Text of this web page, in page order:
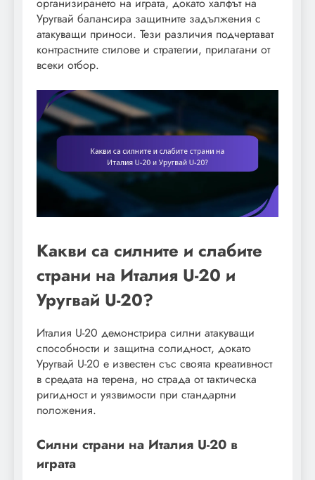
Уругвай балансира защитните задължения с
атакуващи приноси. Тези различия подчертават
контрастните стилове и стратегии, прилагани от
всеки отбор.
Какви са силните и слабите
страни на Италия U-20 и
Уругвай U-20?
Италия U-20 демонстрира силни атакуващи
способности и защитна солидност, докато
Уругвай U-20 е известен със своята креативност
в средата на терена, но страда от тактическа
ригидност и уязвимости при стандартни
положения.
Силни страни на Италия U-20 в
играта